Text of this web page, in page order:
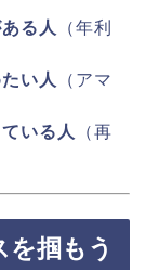
る人
（年利
い人
（アマ
いる人
（再
掴もう